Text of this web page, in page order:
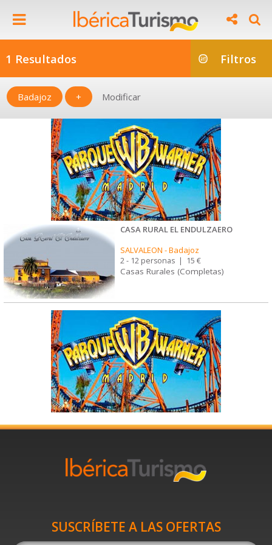
1 Resultados Filtros
Badajoz + Modificar
CASA RURAL EL ENDULZAERO
SALVALEON -Badajoz
2 - 12 personas | 15 €
Casas Rurales (Completas)
SUSCRÍBETE A LAS OFERTAS